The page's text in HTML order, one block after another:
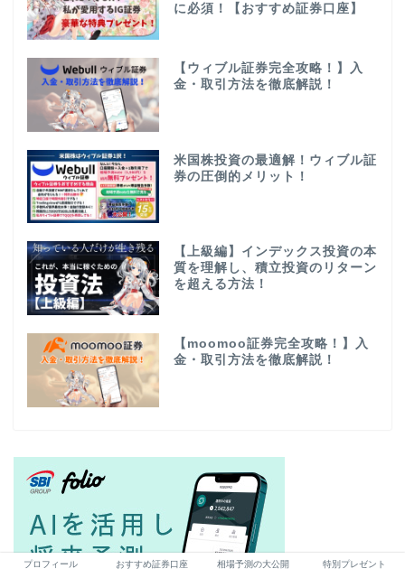
に必須！【おすすめ証券口座】
【ウィブル証券完全攻略！】入
金・取引方法を徹底解説！
米国株投資の最適解！ウィブル証
券の圧倒的メリット！
【上級編】インデックス投資の本
質を理解し、積立投資のリターン
を超える方法！
【moomoo証券完全攻略！】入
金・取引方法を徹底解説！
プロフィール おすすめ証券口座 相場予測の大公開 特別プレゼント